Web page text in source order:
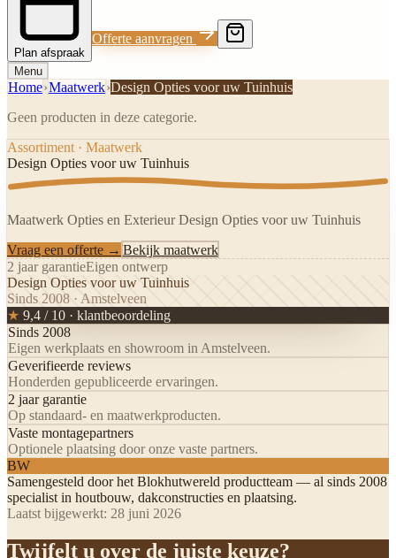
Plan afspraak
Offerte aanvragen
Menu
Home›Maatwerk›Design Opties voor uw Tuinhuis
Geen producten in deze categorie.
Assortiment · Maatwerk
Design Opties voor uw Tuinhuis
Maatwerk Opties en Exterieur Design Opties voor uw Tuinhuis
Vraag een offerte → Bekijk maatwerk
2 jaar garantieEigen ontwerp
Design Opties voor uw Tuinhuis
Sinds 2008 · Amstelveen
★ 9,4 / 10 · klantbeoordeling
Sinds 2008
Eigen werkplaats en showroom in Amstelveen.
Geverifieerde reviews
Honderden gepubliceerde ervaringen.
2 jaar garantie
Op standaard- en maatwerkproducten.
Vaste montagepartners
Optionele plaatsing door onze vaste partners.
BW
Samengesteld door het Blokhutwereld productteam — al sinds 2008
specialist in houtbouw, dakconstructies en plaatsing.
Laatst bijgewerkt: 28 juni 2026
Twijfelt u over de juiste keuze?